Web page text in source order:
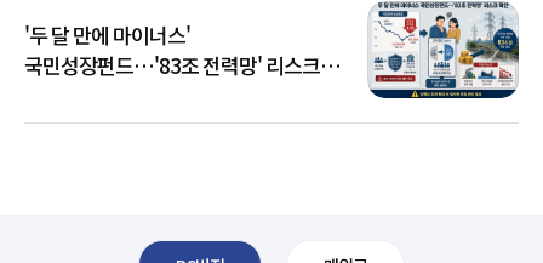
'두 달 만에 마이너스'
국민성장펀드…'83조 전력망' 리스크